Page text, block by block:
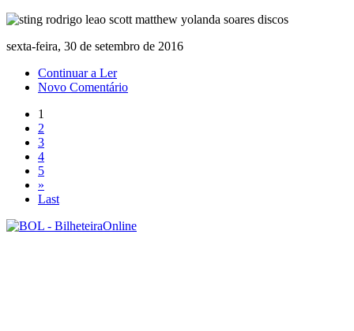
sexta-feira, 30 de setembro de 2016
Continuar a Ler
Novo Comentário
1
2
3
4
5
»
Last